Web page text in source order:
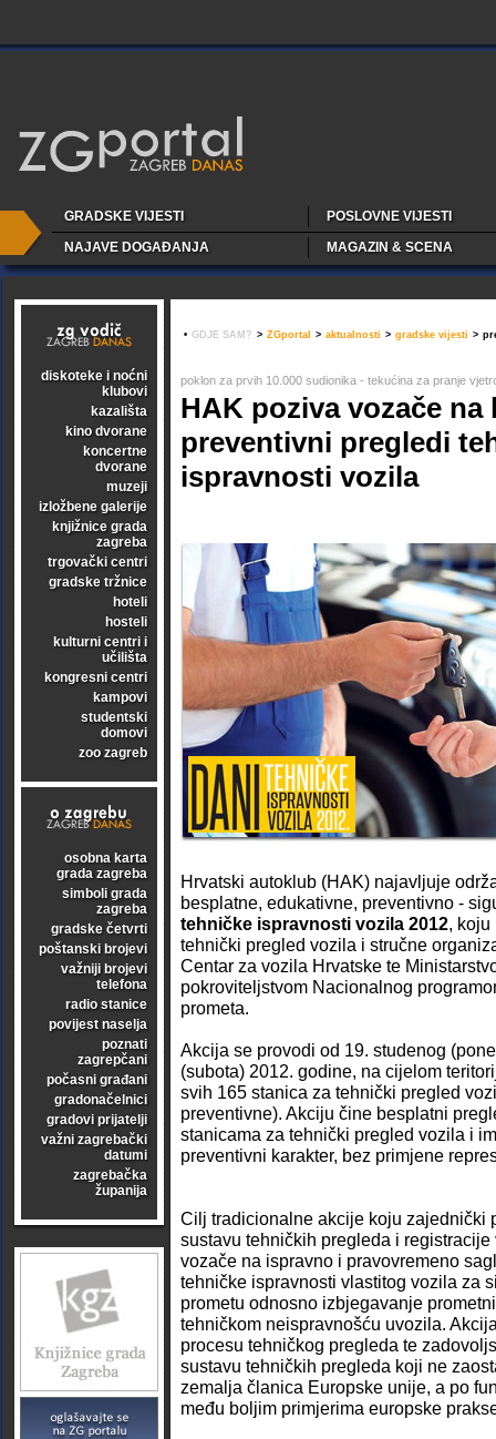
GRADSKE VIJESTI
POSLOVNE VIJESTI
NAJAVE DOGAĐANJA
MAGAZIN & SCENA
diskoteke i noćni
klubovi
kazališta
kino dvorane
koncertne
dvorane
muzeji
izložbene galerije
knjižnice grada
zagreba
trgovački centri
gradske tržnice
hoteli
hosteli
kulturni centri i
učilišta
kongresni centri
kampovi
studentski
domovi
zoo zagreb
osobna karta
grada zagreba
simboli grada
zagreba
gradske četvrti
poštanski brojevi
važniji brojevi
telefona
radio stanice
povijest naselja
poznati
zagrepčani
počasni građani
gradonačelnici
gradovi prijatelji
važni zagrebački
datumi
zagrebačka
županija
• GDJE SAM? > ZGportal > aktualnosti > gradske vijesti >
poklon za prvih 10.000 sudionika - tekućina za pranje
HAK poziva vozače na
preventivni pregledi
ispravnosti vozila
Hrvatski autoklub (HAK) najavljuje
besplatne, edukativne, preventivno -
tehničke ispravnosti vozila 2012, koju
tehnički pregled vozila i stručne
Centar za vozila Hrvatske te
pokroviteljstvom Nacionalnog
prometa.
Akcija se provodi od 19. studenog
(subota) 2012. godine, na cijelom
svih 165 stanica za tehnički pregled
preventivne). Akciju čine besplatni
stanicama za tehnički pregled vozila i
preventivni karakter, bez primjene
Cilj tradicionalne akcije koju zajednički
sustavu tehničkih pregleda i
vozače na ispravno i pravovremeno
tehničke ispravnosti vlastitog vozila za
prometu odnosno izbjegavanje
tehničkom neispravnošću uvozila.
procesu tehničkog pregleda te
sustavu tehničkih pregleda koji ne
zemalja članica Europske unije, a po
među boljim primjerima europske